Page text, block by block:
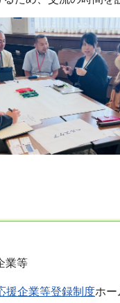
業等
援企業等登録制度ホー